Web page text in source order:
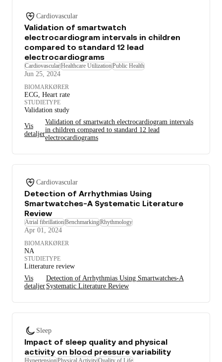
Cardiovascular
Validation of smartwatch
electrocardiogram intervals in children
compared to standard 12 lead
electrocardiograms
CardiovascularHealthcare UtilizationPublic Health
Jun 25, 2024
BIOMARKØRER
ECG, Heart rate
STUDIETYPE
Validation study
Vis
detaljer
Validation of smartwatch electrocardiogram intervals
in children compared to standard 12 lead
electrocardiograms
Cardiovascular
Detection of Arrhythmias Using
Smartwatches-A Systematic Literature
Review
Atrial fibrillationBenchmarkingRhythmology
Apr 01, 2024
BIOMARKØRER
NA
STUDIETYPE
Litterature review
Vis
detaljer
Detection of Arrhythmias Using Smartwatches-A
Systematic Literature Review
Sleep
Impact of sleep quality and physical
activity on blood pressure variability
HypertensionPhysical ActivityQuality of Life